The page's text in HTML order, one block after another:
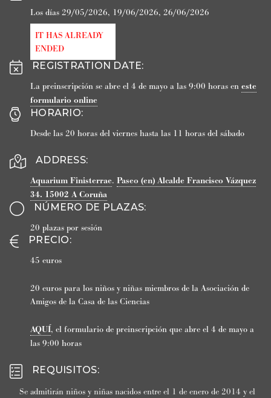
Los días 29/05/2026, 19/06/2026, 26/06/2026
IT HAS ALREADY
ENDED
REGISTRATION DATE:
La preinscripción se abre el 4 de mayo a las 9:00 horas en este
formulario online
HORARIO:
Desde las 20 horas del viernes hasta las 11 horas del sábado
ADDRESS:
Aquarium Finisterrae. Paseo (en) Alcalde Francisco Vázquez
34. 15002 A Coruña
NÚMERO DE PLAZAS:
20 plazas por sesión
PRECIO:
45 euros
20 euros para los niños y niñas miembros de la Asociación de
Amigos de la Casa de las Ciencias
AQUÍ, el formulario de preinscripción que abre el 4 de mayo a
las 9:00 horas
REQUISITOS:
Se admitirán niños y niñas nacidos entre el 1 de enero de 2014 y el